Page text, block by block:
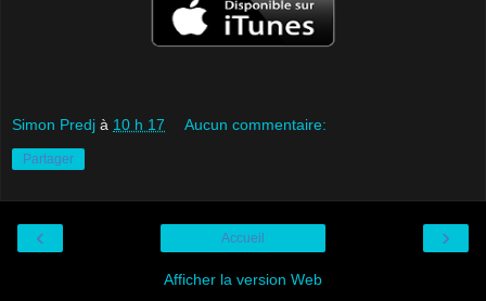
Simon Predj à 10 h 17 Aucun commentaire:
Partager
‹ ›
Accueil
Afficher la version Web